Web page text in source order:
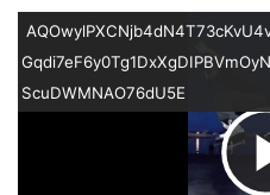
ScuDWMNAO76dU5E